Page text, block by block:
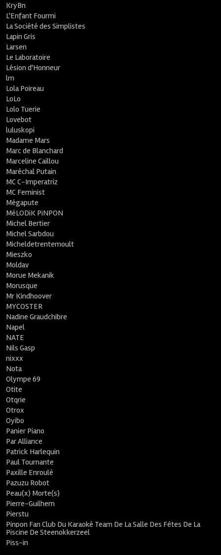
KryBn
L'Enfant Fourmi
La Société des Simplistes
Lapin Gris
Larsen
Le Laboratoire
Lésion d'Honneur
lm
Lola Poireau
LoLo
Lolo Tuerie
Lovebot
luluskopi
Madame Mars
Marc de Blanchard
Marceline Caillou
Maréchal Putain
MC C-Imperatriz
MC Feminist
Mégapute
MéLODiK PiNPON
Michel Bertier
Michel Sarbdou
Micheldetrentemoult
Mieszko
Moldav
Morue Mekanik
Morusque
Mr Kindhoover
MYCOSTER
Nadine Graudchibre
Napel
NATE
Nils Gasp
nixxx
Nota
Olympe 69
Otite
Otqrie
Otrox
Oyibo
Panier Piano
Par Alliance
Patrick Harlequin
Paul Tournante
Paxille Enroulé
Pazuzu Robot
Peau(x) Morte(s)
Pierre-Guilhem
Pierstu
Pinpon Fan Club Du Karaoké Team De La Salle Des Fêtes De La
Piscine De Steenokkerzeel
Piss-in